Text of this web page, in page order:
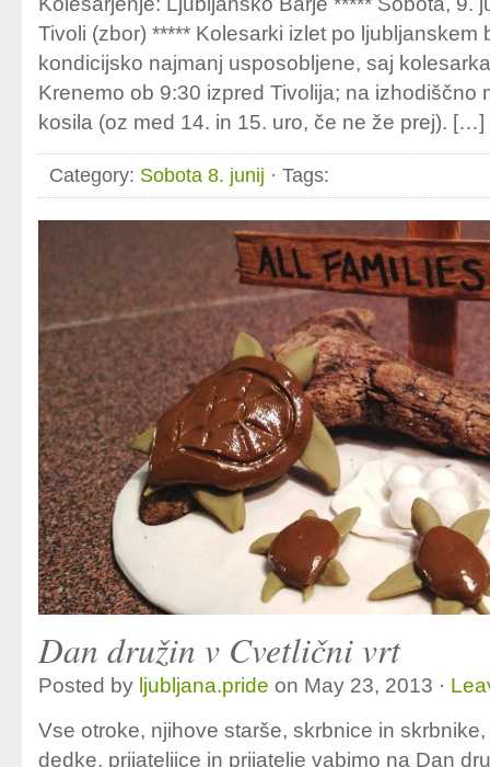
Tivoli (zbor) ***** Kolesarki izlet po ljubljanskem
kondicijsko najmanj usposobljene, saj
Krenemo ob 9:30 izpred Tivolija; na izhodiščno
kosila (oz med 14. in 15. uro, če ne že prej). […]
Category: Sobota 8. junij · Tags:
Dan družin v Cvetlični vrt
Posted by ljubljana.pride on May 23, 2013 ·
Vse otroke, njihove starše, skrbnice in
dedke, prijateljice in prijatelje vabimo na Dan